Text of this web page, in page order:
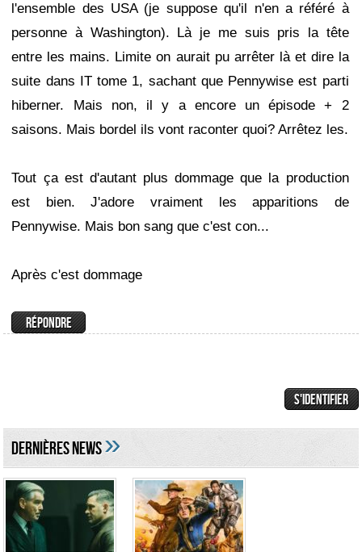
l'ensemble des USA (je suppose qu'il n'en a référé à
personne à Washington). Là je me suis pris la tête
entre les mains. Limite on aurait pu arrêter là et dire la
suite dans IT tome 1, sachant que Pennywise est parti
hiberner. Mais non, il y a encore un épisode + 2
saisons. Mais bordel ils vont raconter quoi? Arrêtez les.
Tout ça est d'autant plus dommage que la production
est bien. J'adore vraiment les apparitions de
Pennywise. Mais bon sang que c'est con...
Après c'est dommage
DERNIÈRES NEWS»